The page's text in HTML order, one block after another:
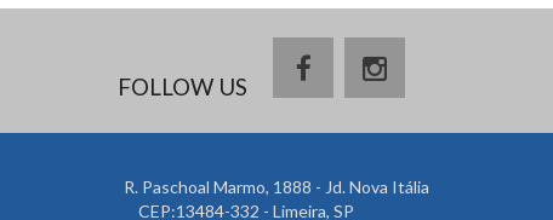
FOLLOW US
R. Paschoal Marmo, 1888 - Jd. Nova Itália
CEP:13484-332 - Limeira, SP